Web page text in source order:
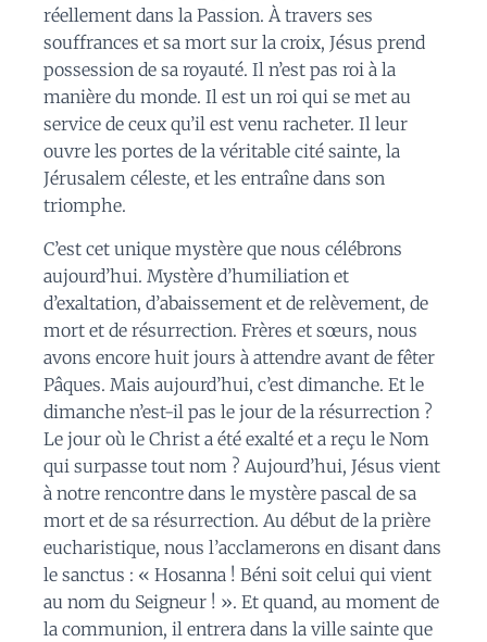
réellement dans la Passion. À travers ses
souffrances et sa mort sur la croix, Jésus prend
possession de sa royauté. Il n’est pas roi à la
manière du monde. Il est un roi qui se met au
service de ceux qu’il est venu racheter. Il leur
ouvre les portes de la véritable cité sainte, la
Jérusalem céleste, et les entraîne dans son
triomphe.
C’est cet unique mystère que nous célébrons
aujourd’hui. Mystère d’humiliation et
d’exaltation, d’abaissement et de relèvement, de
mort et de résurrection. Frères et sœurs, nous
avons encore huit jours à attendre avant de fêter
Pâques. Mais aujourd’hui, c’est dimanche. Et le
dimanche n’est-il pas le jour de la résurrection ?
Le jour où le Christ a été exalté et a reçu le Nom
qui surpasse tout nom ? Aujourd’hui, Jésus vient
à notre rencontre dans le mystère pascal de sa
mort et de sa résurrection. Au début de la prière
eucharistique, nous l’acclamerons en disant dans
le sanctus : « Hosanna ! Béni soit celui qui vient
au nom du Seigneur ! ». Et quand, au moment de
la communion, il entrera dans la ville sainte que